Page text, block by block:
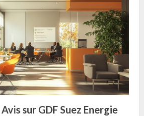
sur GDF Suez Energie